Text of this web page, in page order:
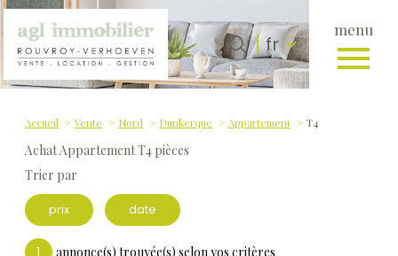
menu
Langue
fr
Accueil 0 Langue
fr
Accueil Vente Nord Dunkerque Appartement T4
Achat Appartement T4 pièces
Trier par
prix date
annonce(s) trouvée(s) selon vos critères